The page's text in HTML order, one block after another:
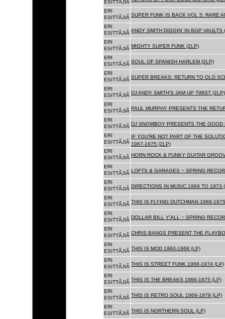
ESITTÃJIÃ
ERI
ESITTÃJIÃ SUPER FUNK IS BACK VOL 5: RARE
ERI
ESITTÃJIÃ ANDY SMITH DIGGIN' IN BGP VAULTS
ERI
ESITTÃJIÃ MIGHTY SUPER FUNK (2LP)
ERI
ESITTÃJIÃ SOUL OF SPANISH HARLEM (2LP)
ERI
ESITTÃJIÃ SUPER BREAKS: RETURN TO OLD
ERI
ESITTÃJIÃ DJ ANDY SMITH'S JAM UP TWIST (2LP)
ERI
ESITTÃJIÃ PAUL MURPHY PRESENTS THE
ERI
ESITTÃJIÃ DJ SNOWBOY PRESENTS THE GOOD
ERI
ESITTÃJIÃ
IF YOU'RE NOT PART OF THE
1967-1975 (2LP)
ERI
ESITTÃJIÃ HORN ROCK & FUNKY GUITAR
ERI
ESITTÃJIÃ LOFTS & GARAGES ~ SPRING
ERI
ESITTÃJIÃ DIRECTIONS IN MUSIC 1969 TO 1973
ERI
ESITTÃJIÃ THIS IS FLYING DUTCHMAN 1969-
ERI
ESITTÃJIÃ DOLLAR BILL Y'ALL ~ SPRING
ERI
ESITTÃJIÃ CHRIS BANGS PRESENT THE
ERI
ESITTÃJIÃ THIS IS MOD 1960-1968 (LP)
ERI
ESITTÃJIÃ THIS IS STREET FUNK 1968-1974 (LP)
ERI
ESITTÃJIÃ THIS IS THE BREAKS 1966-1975 (LP)
ERI
ESITTÃJIÃ THIS IS RETRO SOUL 1969-1979 (LP)
ERI
ESITTÃJIÃ THIS IS NORTHERN SOUL (LP)